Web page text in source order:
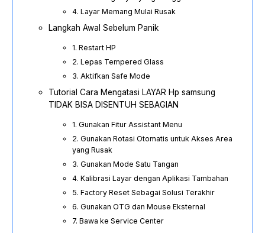
4. Layar Memang Mulai Rusak
Langkah Awal Sebelum Panik
1. Restart HP
2. Lepas Tempered Glass
3. Aktifkan Safe Mode
Tutorial Cara Mengatasi LAYAR Hp samsung
TIDAK BISA DISENTUH SEBAGIAN
1. Gunakan Fitur Assistant Menu
2. Gunakan Rotasi Otomatis untuk Akses Area
yang Rusak
3. Gunakan Mode Satu Tangan
4. Kalibrasi Layar dengan Aplikasi Tambahan
5. Factory Reset Sebagai Solusi Terakhir
6. Gunakan OTG dan Mouse Eksternal
7. Bawa ke Service Center